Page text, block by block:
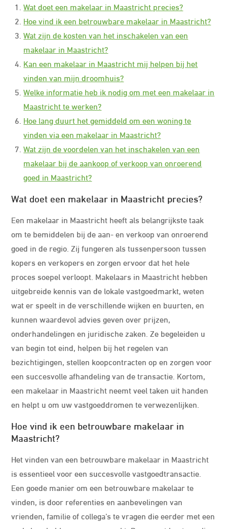
Wat doet een makelaar in Maastricht precies?
Hoe vind ik een betrouwbare makelaar in Maastricht?
Wat zijn de kosten van het inschakelen van een
makelaar in Maastricht?
Kan een makelaar in Maastricht mij helpen bij het
vinden van mijn droomhuis?
Welke informatie heb ik nodig om met een makelaar in
Maastricht te werken?
Hoe lang duurt het gemiddeld om een woning te
vinden via een makelaar in Maastricht?
Wat zijn de voordelen van het inschakelen van een
makelaar bij de aankoop of verkoop van onroerend
goed in Maastricht?
Wat doet een makelaar in Maastricht precies?
Een makelaar in Maastricht heeft als belangrijkste taak
om te bemiddelen bij de aan- en verkoop van onroerend
goed in de regio. Zij fungeren als tussenpersoon tussen
kopers en verkopers en zorgen ervoor dat het hele
proces soepel verloopt. Makelaars in Maastricht hebben
uitgebreide kennis van de lokale vastgoedmarkt, weten
wat er speelt in de verschillende wijken en buurten, en
kunnen waardevol advies geven over prijzen,
onderhandelingen en juridische zaken. Ze begeleiden u
van begin tot eind, helpen bij het regelen van
bezichtigingen, stellen koopcontracten op en zorgen voor
een succesvolle afhandeling van de transactie. Kortom,
een makelaar in Maastricht neemt veel taken uit handen
en helpt u om uw vastgoeddromen te verwezenlijken.
Hoe vind ik een betrouwbare makelaar in
Maastricht?
Het vinden van een betrouwbare makelaar in Maastricht
is essentieel voor een succesvolle vastgoedtransactie.
Een goede manier om een betrouwbare makelaar te
vinden, is door referenties en aanbevelingen van
vrienden, familie of collega’s te vragen die eerder met een